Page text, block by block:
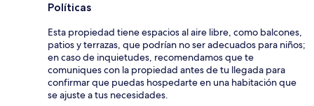
Políticas
Esta propiedad tiene espacios al aire libre, como balcones,
patios y terrazas, que podrían no ser adecuados para niños;
en caso de inquietudes, recomendamos que te
comuniques con la propiedad antes de tu llegada para
confirmar que puedas hospedarte en una habitación que
se ajuste a tus necesidades.